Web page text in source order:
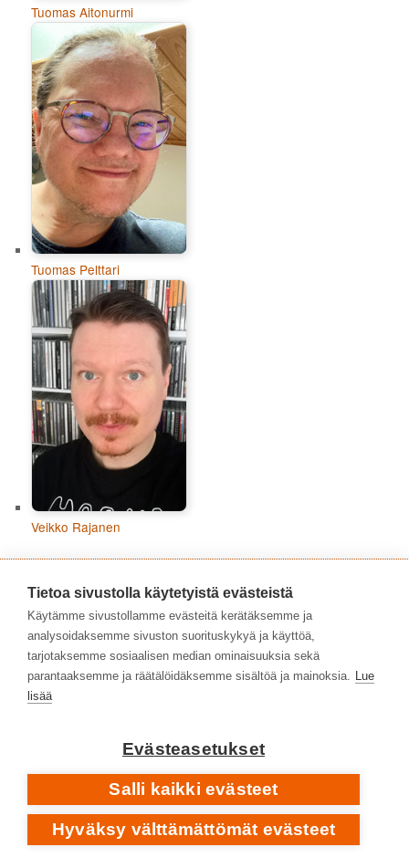
Tuomas Aitonurmi
Tuomas Pelttari
Veikko Rajanen
1960-luku1970-luku 1973 1980-luku
1990-luku2000-20092010-luku
2020-luku2021 2022 20232024
heavy rock Iso-Britannia
klassinen musiikki laulaja-lauluntekijät metalli
popmusiikki prog progeprogressiivinen rock
punk rock rap rock Ruotsi Suomisuomirock Svart
Tietoa sivustolla käytetyistä evästeistä
Käytämme sivustollamme evästeitä kerätäksemme ja
analysoidaksemme sivuston suorituskykyä ja käyttöä,
tarjotaksemme sosiaalisen median ominaisuuksia sekä
parantaaksemme ja räätälöidäksemme sisältöä ja mainoksia. Lue
lisää
Evästeasetukset
Salli kaikki evästeet
Hyväksy välttämättömät evästeet